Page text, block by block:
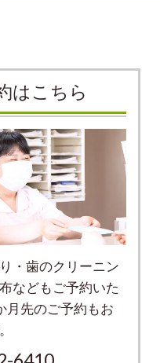
はこちら
・歯のクリーニン
などもご予約いた
月先のご予約もお